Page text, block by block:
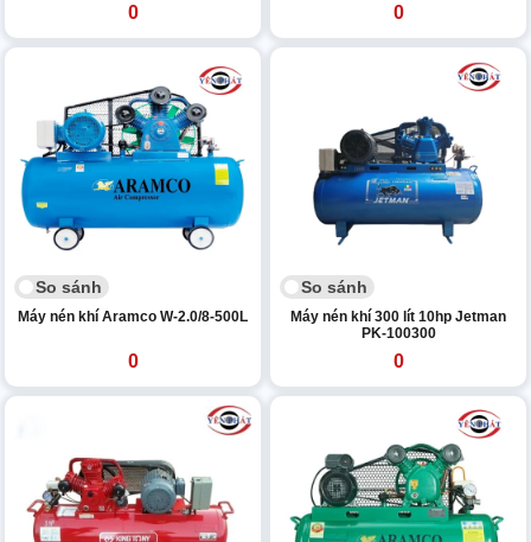
0 0
So sánh
Máy nén khí Aramco W-2.0/8-500L
0
So sánh
Máy nén khí 300 lít 10hp Jetman
PK-100300
0